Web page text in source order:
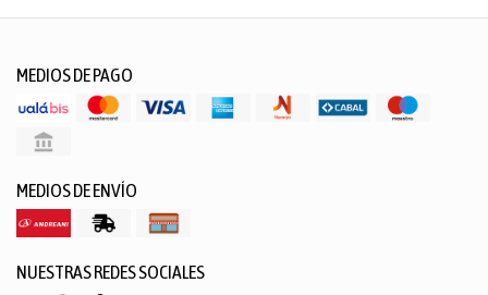
MEDIOS DE PAGO
MEDIOS DE ENVÍO
NUESTRAS REDES SOCIALES